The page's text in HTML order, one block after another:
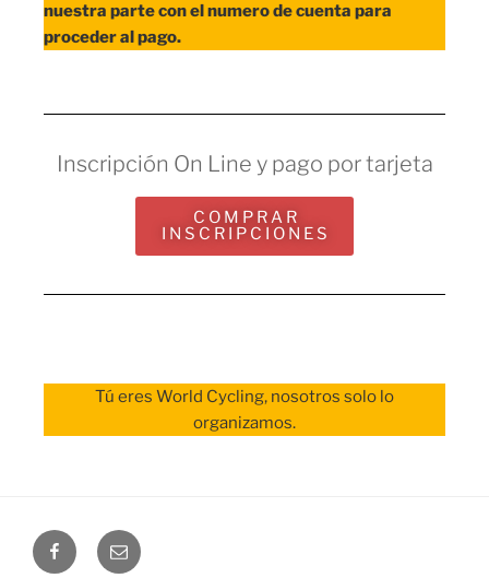
nuestra parte con el numero de cuenta para
proceder al pago.
Inscripción On Line y pago por tarjeta
C O M P R A R
I N S C R I P C I O N E S
Tú eres World Cycling, nosotros solo lo
organizamos.